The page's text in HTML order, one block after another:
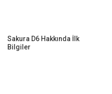
Sakura D6 Hakkında İlk
Bilgiler